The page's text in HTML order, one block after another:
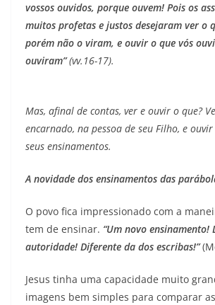
vossos ouvidos, porque ouvem! Pois os
muitos profetas e justos desejaram ver o
porém não o viram, e ouvir o que vós
ouviram”(vv.16-17).
Mas, afinal de contas, ver e ouvir o que?
encarnado, na pessoa de seu Filho, e
seus ensinamentos.
A novidade dos ensinamentos das
O povo fica impressionado com a
tem de ensinar. “Um novo ensinamento!
autoridade! Diferente da dos escribas!”
Jesus tinha uma capacidade muito
imagens bem simples para comparar